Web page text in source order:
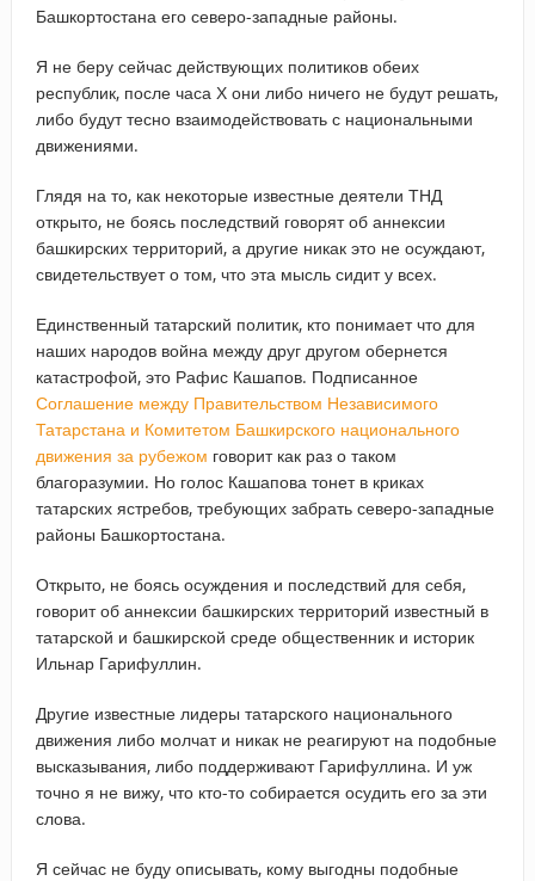
Башкортостана его северо-западные районы.
Я не беру сейчас действующих политиков обеих
республик, после часа Х они либо ничего не будут решать,
либо будут тесно взаимодействовать с национальными
движениями.
Глядя на то, как некоторые известные деятели ТНД
открыто, не боясь последствий говорят об аннексии
башкирских территорий, а другие никак это не осуждают,
свидетельствует о том, что эта мысль сидит у всех.
Единственный татарский политик, кто понимает что для
наших народов война между друг другом обернется
катастрофой, это Рафис Кашапов. Подписанное
Соглашение между Правительством Независимого
Татарстана и Комитетом Башкирского национального
движения за рубежом говорит как раз о таком
благоразумии. Но голос Кашапова тонет в криках
татарских ястребов, требующих забрать северо-западные
районы Башкортостана.
Открыто, не боясь осуждения и последствий для себя,
говорит об аннексии башкирских территорий известный в
татарской и башкирской среде общественник и историк
Ильнар Гарифуллин.
Другие известные лидеры татарского национального
движения либо молчат и никак не реагируют на подобные
высказывания, либо поддерживают Гарифуллина. И уж
точно я не вижу, что кто-то собирается осудить его за эти
слова.
Я сейчас не буду описывать, кому выгодны подобные